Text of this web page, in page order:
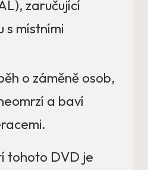
zaručující
s místními
o záměně osob,
a baví
tohoto DVD je